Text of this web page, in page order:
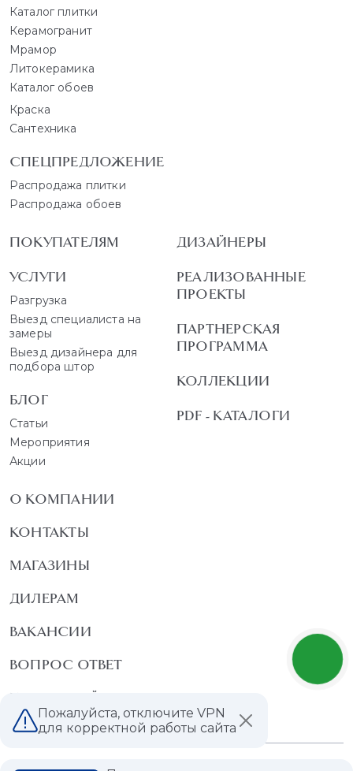
Каталог плитки
Керамогранит
Мрамор
Литокерамика
Каталог обоев
Краска
Сантехника
СПЕЦПРЕДЛОЖЕНИЕ
Распродажа плитки
Распродажа обоев
ПОКУПАТЕЛЯМ
УСЛУГИ
Разгрузка
Выезд специалиста на
замеры
Выезд дизайнера для
подбора штор
БЛОГ
Статьи
Мероприятия
Акции
ДИЗАЙНЕРЫ
РЕАЛИЗОВАННЫЕ
ПРОЕКТЫ
ПАРТНЕРСКАЯ
ПРОГРАММА
КОЛЛЕКЦИИ
PDF - КАТАЛОГИ
О КОМПАНИИ
КОНТАКТЫ
МАГАЗИНЫ
ДИЛЕРАМ
ВАКАНСИИ
ВОПРОС ОТВЕТ
ГЛОССАРИЙ
Пожалуйста, отключите VPN
для корректной работы сайта